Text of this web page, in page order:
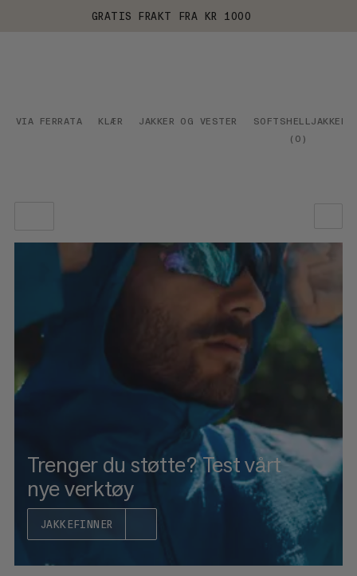
GRATIS FRAKT FRA KR 1000
VIA FERRATA KLÆR JAKKER OG VESTER
SOFTSHELLJAKKER
( 0 )
VÅR ANBEFALING
PRIS LAV TIL HØY
PRIS HØY TIL LAV
HVA ER NYTT
Trenger du støtte? Test vårt
nye verktøy
JAKKEFINNER